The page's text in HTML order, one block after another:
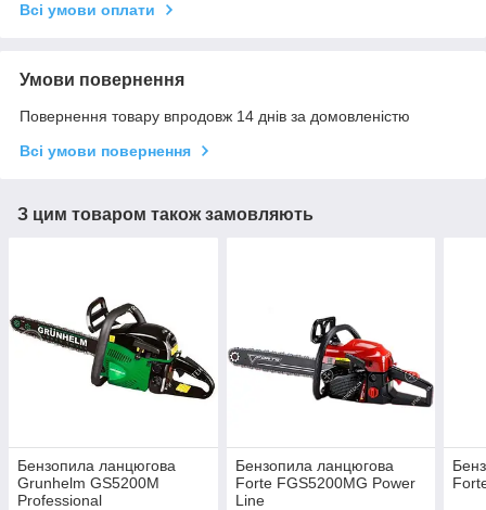
Всі умови оплати
Умови повернення
Повернення товару впродовж 14 днів за домовленістю
Всі умови повернення
З цим товаром також замовляють
Бензопила ланцюгова
Grunhelm GS5200M
Professional
Бензопила ланцюгова
Forte FGS5200MG Power
Line